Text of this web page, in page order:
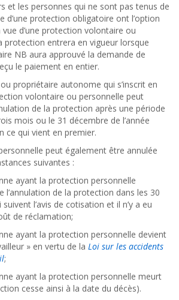
et les personnes qui ne sont pas tenus de
d’une protection obligatoire ont l’option
vue d’une protection volontaire ou
protection entrera en vigueur lorsque
NB aura approuvé la demande de
le paiement en entier.
propriétaire autonome qui s’inscrit en
volontaire ou personnelle peut
de la protection après une période
mois ou le 31 décembre de l’année
ce qui vient en premier.
peut également être annulée
suivantes :
ayant la protection personnelle
l’annulation de la protection dans les 30
l’avis de cotisation et il n’y a eu
de réclamation;
ayant la protection personnelle devient
» en vertu de la Loi sur les accidents
;
ayant la protection personnelle meurt
cesse ainsi à la date du décès).